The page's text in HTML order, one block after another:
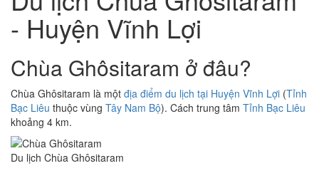
- Huyện Vĩnh Lợi
Chùa Ghôsitaram ở đâu?
Chùa Ghôsitaram là một địa điểm du lịch tại Huyện Vĩnh Lợi (Tỉnh
Bạc Liêu thuộc vùng Tây Nam Bộ). Cách trung tâm Tỉnh Bạc Liêu
khoảng 4 km.
Du lịch Chùa Ghôsitaram